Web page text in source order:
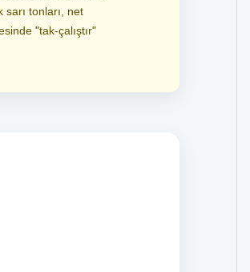
tonları, net
"tak-çalıştır"